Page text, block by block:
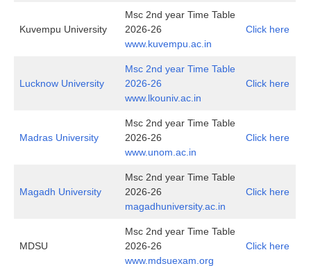
Kuvempu University
Msc 2nd year Time Table
2026-26
www.kuvempu.ac.in
Click here
Lucknow University
Msc 2nd year Time Table
2026-26
www.lkouniv.ac.in
Click here
Madras University
Msc 2nd year Time Table
2026-26
www.unom.ac.in
Click here
Magadh University
Msc 2nd year Time Table
2026-26
magadhuniversity.ac.in
Click here
MDSU
Msc 2nd year Time Table
2026-26
www.mdsuexam.org
Click here